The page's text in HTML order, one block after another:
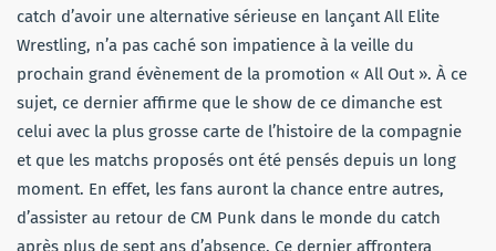
catch d’avoir une alternative sérieuse en lançant All Elite
Wrestling, n’a pas caché son impatience à la veille du
prochain grand évènement de la promotion « All Out ». À ce
sujet, ce dernier affirme que le show de ce dimanche est
celui avec la plus grosse carte de l’histoire de la compagnie
et que les matchs proposés ont été pensés depuis un long
moment. En effet, les fans auront la chance entre autres,
d’assister au retour de CM Punk dans le monde du catch
après plus de sept ans d’absence. Ce dernier affrontera